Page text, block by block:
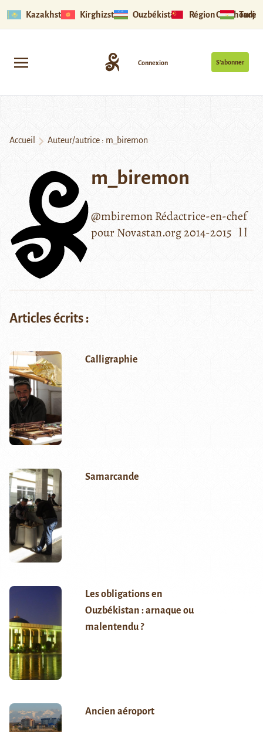
Kazakhstan Kirghizstan Ouzbékistan Région Ouïghoure
S’abonner
Connexion
Accueil Auteur/autrice : m_biremon
m_biremon
@mbiremon Rédactrice-en-chef
pour Novastan.org 2014-2015 l l
Articles écrits :
Calligraphie
Samarcande
Les obligations en
Ouzbékistan : arnaque ou
malentendu ?
Ancien aéroport